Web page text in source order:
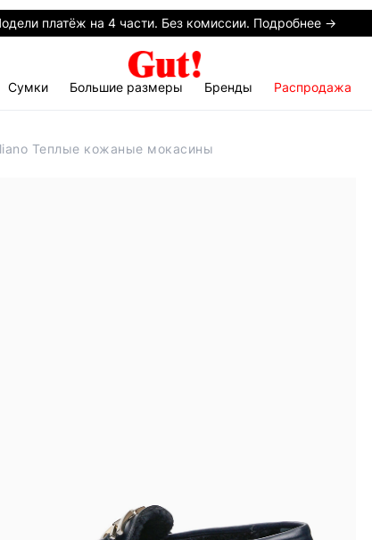
платёж на 4 части. Без комиссии. Подробнее →
Сумки Большие размеры Бренды Распродажа
Теплые кожаные мокасины